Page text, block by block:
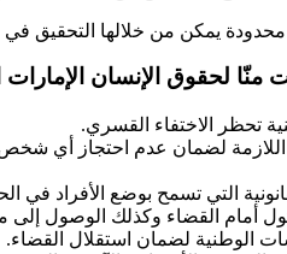
يمكن من خلالها التحقيق في
منّا لحقوق الإنسان
تحظر الاختفاء القسري.
اللازمة لضمان عدم احتجاز أي
التي تسمح بوضع الأفراد
أمام القضاء وكذلك الوصول إلى
الوطنية لضمان استقلال القضاء.